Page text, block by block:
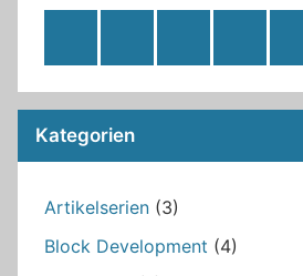
Feed
Kategorien
Artikelserien (3)
Block Development (4)